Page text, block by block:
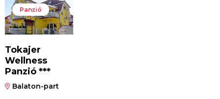
Panzió
Tokajer
Wellness
Panzió ***
Balaton-part